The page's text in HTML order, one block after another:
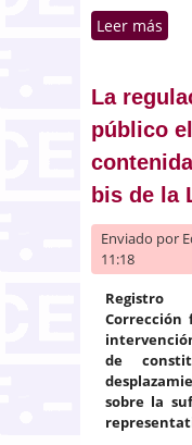
Leer más
La
público
bis de la
Enviado por
11:18
Registro
de
sobre la